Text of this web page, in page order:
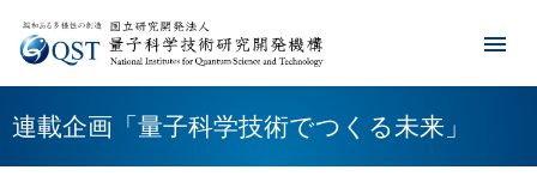
連載企画「量子科学技術でつくる未来」